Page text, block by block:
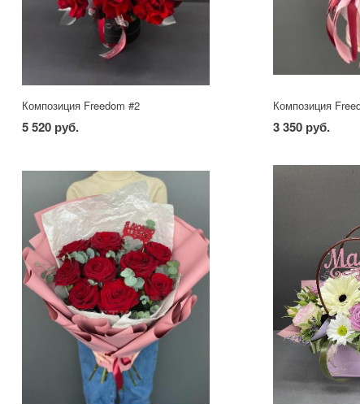
Композиция Freedom #2
5 520 руб.
Композиция
3 350 руб.